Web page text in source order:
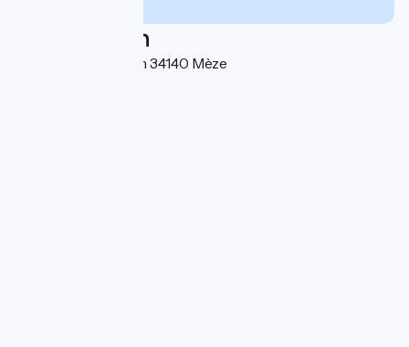
Localisation
Route de Marseillan 34140 Mèze